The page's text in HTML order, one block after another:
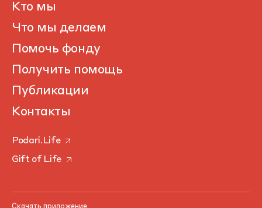
Кто мы
Что мы делаем
Помочь фонду
Получить помощь
Публикации
Контакты
Podari.Life
Gift of Life